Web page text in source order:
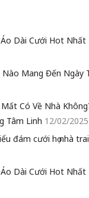
Dài Cưới Hot Nhất
Nào Mang Đến Ngày
Có Về Nhà
Tâm Linh 12/02/2025
đám cưới họ nhà
Dài Cưới Hot Nhất